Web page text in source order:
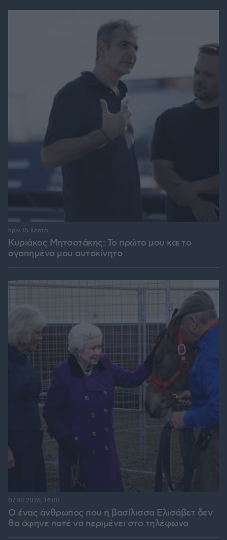
Κυριάκος Μητσοτάκης: Το πρώτο μου και το
αγαπημένο μου αυτοκίνητο
πριν 15 λεπτά
Ο ένας άνθρωπος που η βασίλισσα Ελισάβετ δεν
θα άφηνε ποτέ να περιμένει στο τηλέφωνο
07.08.2026, 14:00